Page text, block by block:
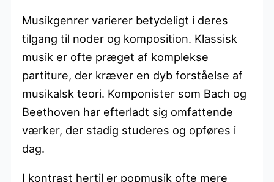
Musikgenrer varierer betydeligt i deres
tilgang til noder og komposition. Klassisk
musik er ofte præget af komplekse
partiture, der kræver en dyb forståelse af
musikalsk teori. Komponister som Bach og
Beethoven har efterladt sig omfattende
værker, der stadig studeres og opføres i
dag.
I kontrast hertil er popmusik ofte mere